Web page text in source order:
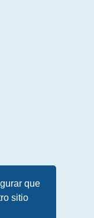
que
sitio